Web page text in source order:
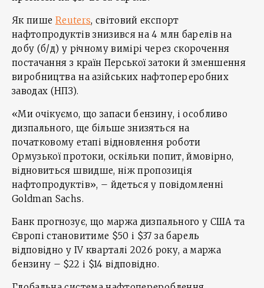
Як пише Reuters, світовий експорт
нафтопродуктів знизився на 4 млн барелів на
добу (б/д) у річному вимірі через скорочення
постачання з країн Перської затоки й зменшення
виробництва на азійських нафтопереробних
заводах (НПЗ).
«Ми очікуємо, що запаси бензину, і особливо
дизпального, ще більше знизяться на
початковому етапі відновлення роботи
Ормузької протоки, оскільки попит, ймовірно,
відновиться швидше, ніж пропозиція
нафтопродуктів», – йдеться у повідомленні
Goldman Sachs.
Банк прогнозує, що маржа дизпального у США та
Європі становитиме $50 і $37 за барель
відповідно у ІV кварталі 2026 року, а маржа
бензину – $22 і $14 відповідно.